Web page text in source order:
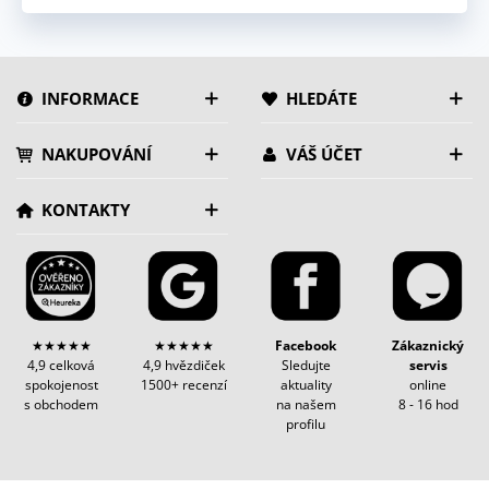
INFORMACE HLEDÁTE
NAKUPOVÁNÍ VÁŠ ÚČET
KONTAKTY
★★★★★
4,9 celková
spokojenost
s obchodem
★★★★★
4,9 hvězdiček
1500+ recenzí
Facebook
Sledujte
aktuality
na našem
profilu
Zákaznický
servis
online
8 - 16 hod